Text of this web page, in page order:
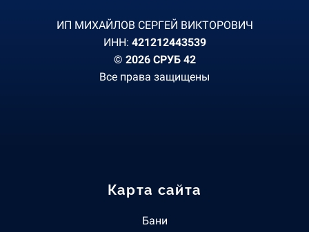
ИП МИХАЙЛОВ СЕРГЕЙ ВИКТОРОВИЧ
ИНН: 421212443539
© 2026 СРУБ 42
Все права защищены
Карта сайта
Бани